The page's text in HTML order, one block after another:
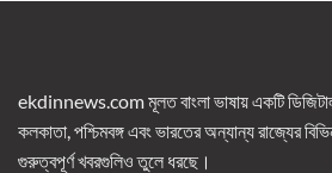
ekdinnews.com মূলত বাংলা ভাষায় একটি ডিজিটাল
কলকাতা, পশ্চিমবঙ্গ এবং ভারতের অন্যান্য রাজ্যের
গুরুত্বপূর্ণ খবরগুলিও তুলে ধরছে।